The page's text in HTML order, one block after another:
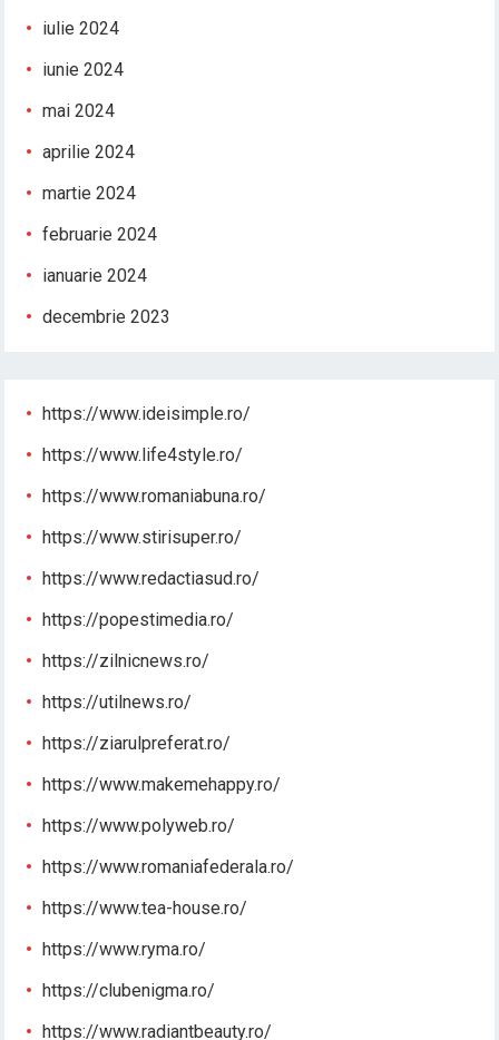
iulie 2024
iunie 2024
mai 2024
aprilie 2024
martie 2024
februarie 2024
ianuarie 2024
decembrie 2023
https://www.ideisimple.ro/
https://www.life4style.ro/
https://www.romaniabuna.ro/
https://www.stirisuper.ro/
https://www.redactiasud.ro/
https://popestimedia.ro/
https://zilnicnews.ro/
https://utilnews.ro/
https://ziarulpreferat.ro/
https://www.makemehappy.ro/
https://www.polyweb.ro/
https://www.romaniafederala.ro/
https://www.tea-house.ro/
https://www.ryma.ro/
https://clubenigma.ro/
https://www.radiantbeauty.ro/